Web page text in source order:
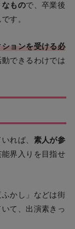
もので、卒業後
す。
ョンを受ける必
できるわけでは
れば、 素人が参
能界入りを目指せ
かし」などは街
て、出演素きっ